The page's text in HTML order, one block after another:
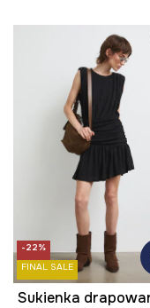
-22%
FINAL SALE